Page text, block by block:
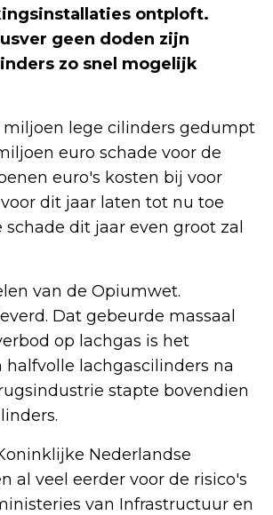
ontploft.
geen doden zijn
zo snel mogelijk
miljoen lege cilinders gedumpt
euro schade voor de
euro's kosten bij voor
dit jaar laten tot nu toe
dit jaar even groot zal
van de Opiumwet.
Dat gebeurde massaal
op lachgas is het
lachgascilinders na
stapte bovendien
Nederlandse
al veel eerder voor de risico's
van Infrastructuur en